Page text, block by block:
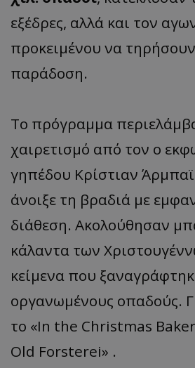
εξέδρες, αλλά και τον
προκειμένου να
παράδοση.
Το πρόγραμμα
χαιρετισμό από τον ο
γηπέδου Κρίστιαν
άνοιξε τη βραδιά με
διάθεση. Ακολούθησαν
κάλαντα των
κείμενα που
οργανωμένους οπαδούς.
το «In the Christmas
Old Forsterei» .